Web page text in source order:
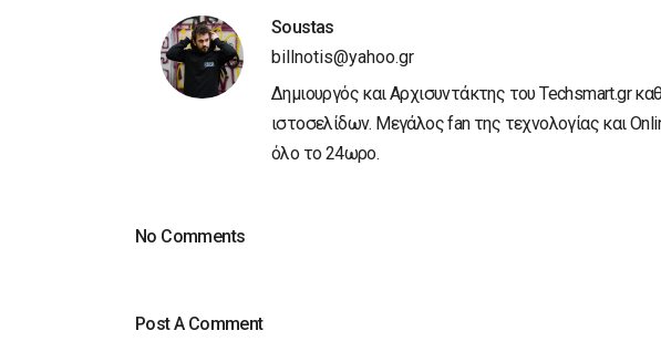
Soustas
billnotis@yahoo.gr
Δημιουργός και Αρχισυντάκτης του Techsmart.gr
ιστοσελίδων. Μεγάλος fan της τεχνολογίας και
όλο το 24ωρο.
No Comments
Post A Comment